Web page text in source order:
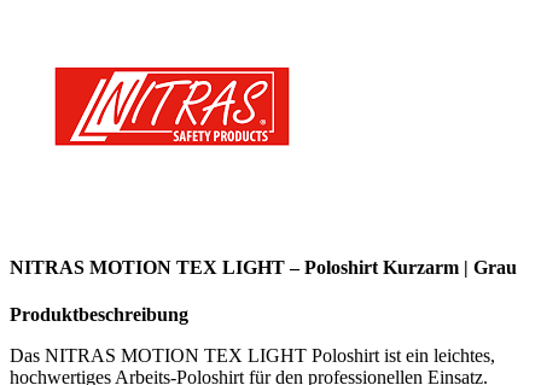
NITRAS MOTION TEX LIGHT – Poloshirt Kurzarm | Grau
Produktbeschreibung
Das NITRAS MOTION TEX LIGHT Poloshirt ist ein leichtes,
hochwertiges Arbeits-Poloshirt für den professionellen Einsatz.